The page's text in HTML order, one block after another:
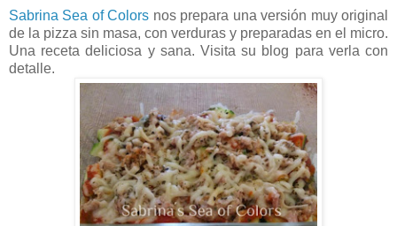
Sabrina Sea of Colors nos prepara una versión muy original
de la pizza sin masa, con verduras y preparadas en el micro.
Una receta deliciosa y sana. Visita su blog para verla con
detalle.